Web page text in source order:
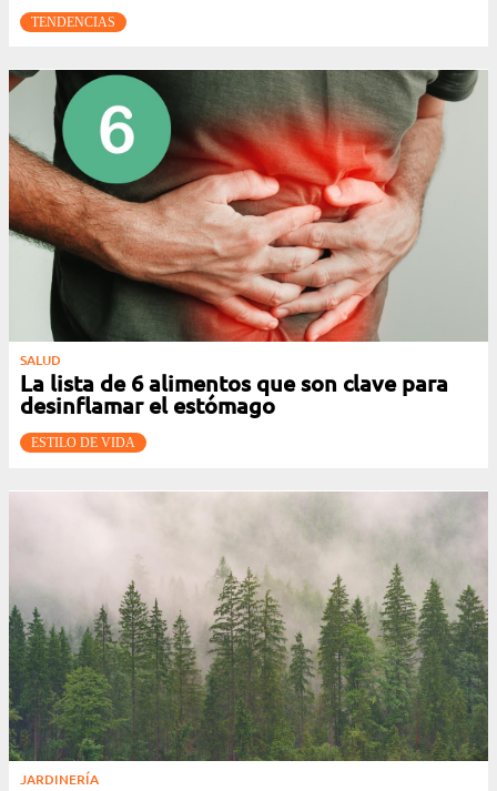
TENDENCIAS
SALUD
La lista de 6 alimentos que son clave para
desinflamar el estómago
ESTILO DE VIDA
JARDINERÍA